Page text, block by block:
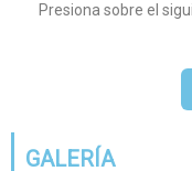
Presiona sobre el
GALERÍA